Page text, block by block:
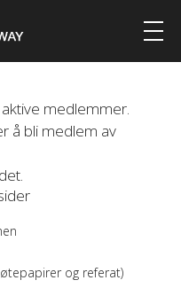
medlemmer.
å bli medlem av
og referat)